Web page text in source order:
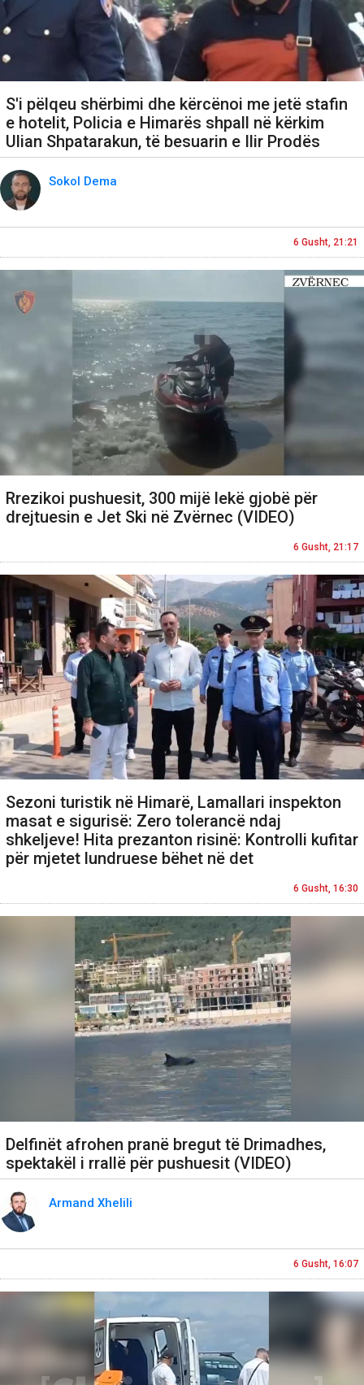
S'i pëlqeu shërbimi dhe kërcënoi me jetë stafin
e hotelit, Policia e Himarës shpall në kërkim
Ulian Shpatarakun, të besuarin e Ilir Prodës
Sokol Dema
6 Gusht, 21:21
Rrezikoi pushuesit, 300 mijë lekë gjobë për
drejtuesin e Jet Ski në Zvërnec (VIDEO)
6 Gusht, 21:17
Sezoni turistik në Himarë, Lamallari inspekton
masat e sigurisë: Zero tolerancë ndaj
shkeljeve! Hita prezanton risinë: Kontrolli kufitar
për mjetet lundruese bëhet në det
6 Gusht, 16:30
Delfinët afrohen pranë bregut të Drimadhes,
spektakël i rrallë për pushuesit (VIDEO)
Armand Xhelili
6 Gusht, 16:07